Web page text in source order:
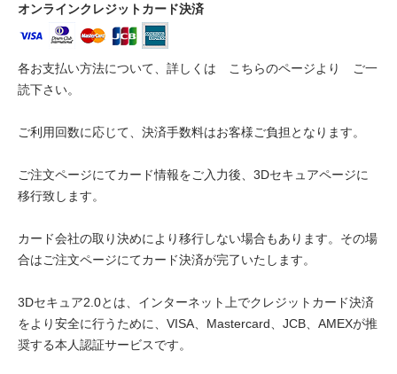
オンラインクレジットカード決済
各お支払い方法について、詳しくは こちらのページより
ご一
読下さい。
ご利用回数に応じて、決済手数料はお客様ご負担となります。
ご注文ページにてカード情報をご入力後、3Dセキュアページに
移行致します。
カード会社の取り決めにより移行しない場合もあります。その場
合はご注文ページにてカード決済が完了いたします。
3Dセキュア2.0とは、インターネット上でクレジットカード決済
をより安全に行うために、VISA、Mastercard、JCB、AMEXが推
奨する本人認証サービスです。